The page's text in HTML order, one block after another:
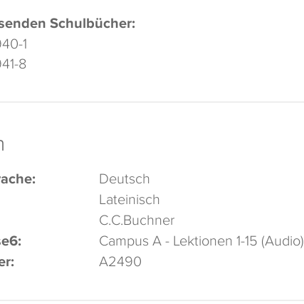
Schulbücher:
1
8
Deutsch
Lateinisch
C.C.Buchner
Campus A - Lektionen 1-15 (Audio)
A2490